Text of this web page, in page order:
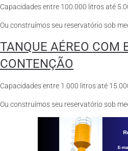
Capacidades entre 100.000 litros até
Ou construímos seu reservatório sob
TANQUE AÉREO COM
CONTENÇÃO
Capacidades entre 1.000 litros até
Ou construímos seu reservatório sob